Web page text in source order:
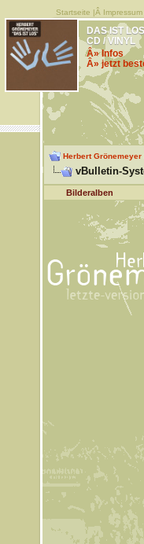
Startseite |Â Impressum
DAS IST LOS
CD / VINYL
Â» Infos
Â» jetzt
Herbert Grönemeyer
vBulletin-
Bilderalben